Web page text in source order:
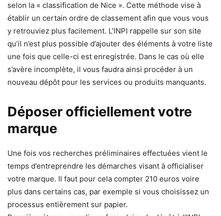
selon la « classification de Nice ». Cette méthode vise à
établir un certain ordre de classement afin que vous vous
y retrouviez plus facilement. L’INPI rappelle sur son site
qu’il n’est plus possible d’ajouter des éléments à votre liste
une fois que celle-ci est enregistrée. Dans le cas où elle
s’avère incomplète, il vous faudra ainsi procéder à un
nouveau dépôt pour les services ou produits manquants.
Déposer officiellement votre
marque
Une fois vos recherches préliminaires effectuées vient le
temps d’entreprendre les démarches visant à officialiser
votre marque. Il faut pour cela compter 210 euros voire
plus dans certains cas, par exemple si vous choisissez un
processus entièrement sur papier.